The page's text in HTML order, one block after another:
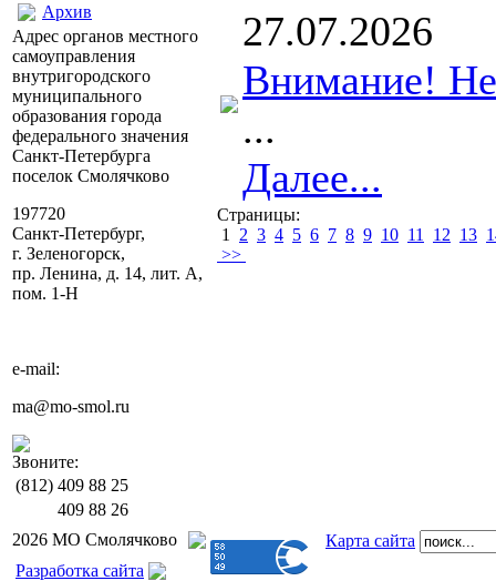
Архив
Адрес органов местного
самоуправления
внутригородского
муниципального
образования города
федерального значения
Санкт-Петербурга
поселок Смолячково
197720
Санкт-Петербург,
г. Зеленогорск,
пр. Ленина, д. 14, лит. А,
пом. 1-Н
e-mail:
ma@mo-smol.ru
Звоните:
(812) 409 88 25
409 88 26
27.07.2026
Внимание! Не
...
Далее...
Страницы:
1 2 3 4 5 6 7 8 9 10 11 12 13
>>
2026 МО Смолячково
Карта сайта
Разработка сайта